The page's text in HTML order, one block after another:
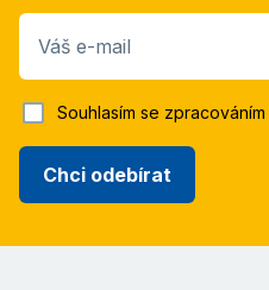
Váš e-mail
Chci odebírat
Souhlasím se zpracováním